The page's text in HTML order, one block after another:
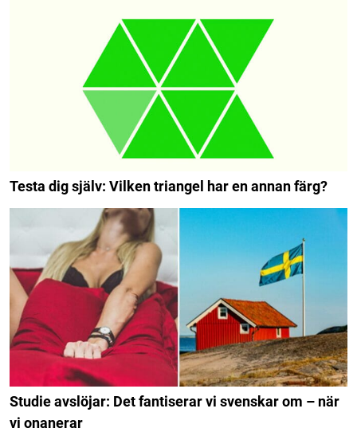
Testa dig själv: Vilken triangel har en annan färg?
Studie avslöjar: Det fantiserar vi svenskar om – när
vi onanerar